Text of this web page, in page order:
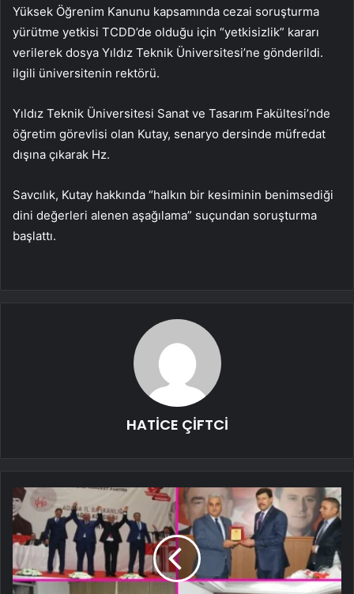
Yüksek Öğrenim Kanunu kapsamında cezai soruşturma
yürütme yetkisi TCDD’de olduğu için “yetkisizlik” kararı
verilerek dosya Yıldız Teknik Üniversitesi’ne gönderildi.
ilgili üniversitenin rektörü.
Yıldız Teknik Üniversitesi Sanat ve Tasarım Fakültesi’nde
öğretim görevlisi olan Kutay, senaryo dersinde müfredat
dışına çıkarak Hz.
Savcılık, Kutay hakkında “halkın bir kesiminin benimsediği
dini değerleri alenen aşağılama” suçundan soruşturma
başlattı.
HATİCE ÇİFTCİ